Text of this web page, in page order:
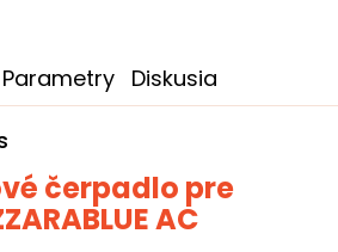
Parametry Diskusia
čerpadlo pre
AC